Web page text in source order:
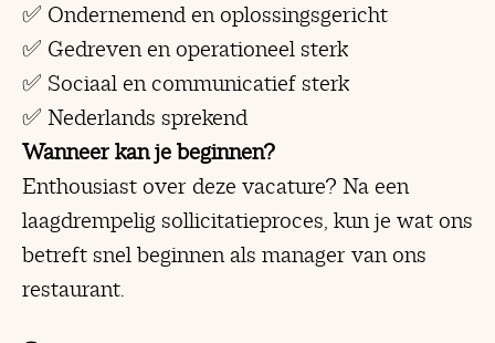
✅ Ondernemend en oplossingsgericht
✅ Gedreven en operationeel sterk
✅ Sociaal en communicatief sterk
✅ Nederlands sprekend
Wanneer kan je beginnen?
Enthousiast over deze vacature? Na een
laagdrempelig sollicitatieproces, kun je wat ons
betreft snel beginnen als manager van ons
restaurant.